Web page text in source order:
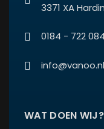
3371 XA
0184 - 722 084
info@vanoo.nl
WAT DOEN WIJ?